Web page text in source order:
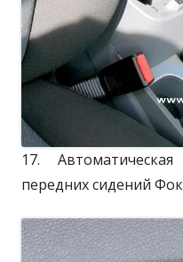
17.
передних сидений